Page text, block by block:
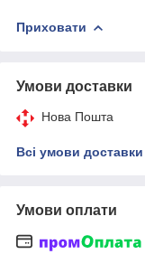
Приховати
Умови доставки
Нова Пошта
Всі умови доставки
Умови оплати